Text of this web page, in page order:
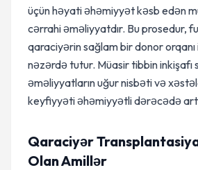
üçün həyati əhəmiyyət kəsb edən
cərrahi əməliyyatdır. Bu prosedur,
qaraciyərin sağlam bir donor
nəzərdə tutur. Müasir tibbin inkişafı
əməliyyatların uğur nisbəti və
keyfiyyəti əhəmiyyətli dərəcədə
Qaraciyər
Olan Amillər